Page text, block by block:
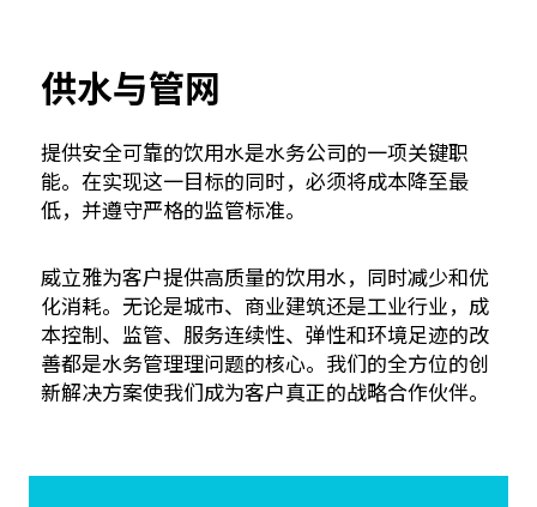
供水与管网
提供安全可靠的饮用水是水务公司的一项关键职
能。在实现这一目标的同时，必须将成本降至最
低，并遵守严格的监管标准。
威立雅为客户提供高质量的饮用水，同时减少和优
化消耗。无论是城市、商业建筑还是工业行业，成
本控制、监管、服务连续性、弹性和环境足迹的改
善都是水务管理理问题的核心。我们的全方位的创
新解决方案使我们成为客户真正的战略合作伙伴。